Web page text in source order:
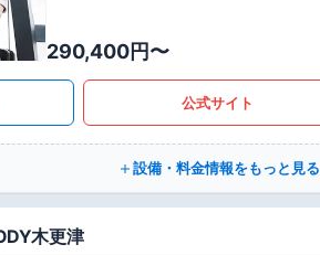
290,400円〜
公式サイト
設備・料金情報をもっと見る
木更津